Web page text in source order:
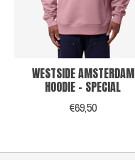
WESTSIDE AMSTERDAM
HOODIE - SPECIAL
€69,50